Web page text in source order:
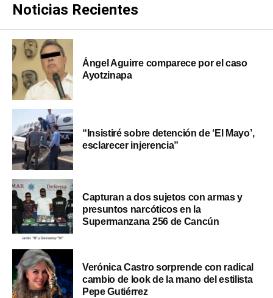
Noticias Recientes
Ángel Aguirre comparece por el caso
Ayotzinapa
“Insistiré sobre detención de ‘El Mayo’,
esclarecer injerencia”
Capturan a dos sujetos con armas y
presuntos narcóticos en la
Supermanzana 256 de Cancún
Verónica Castro sorprende con radical
cambio de look de la mano del estilista
Pepe Gutiérrez